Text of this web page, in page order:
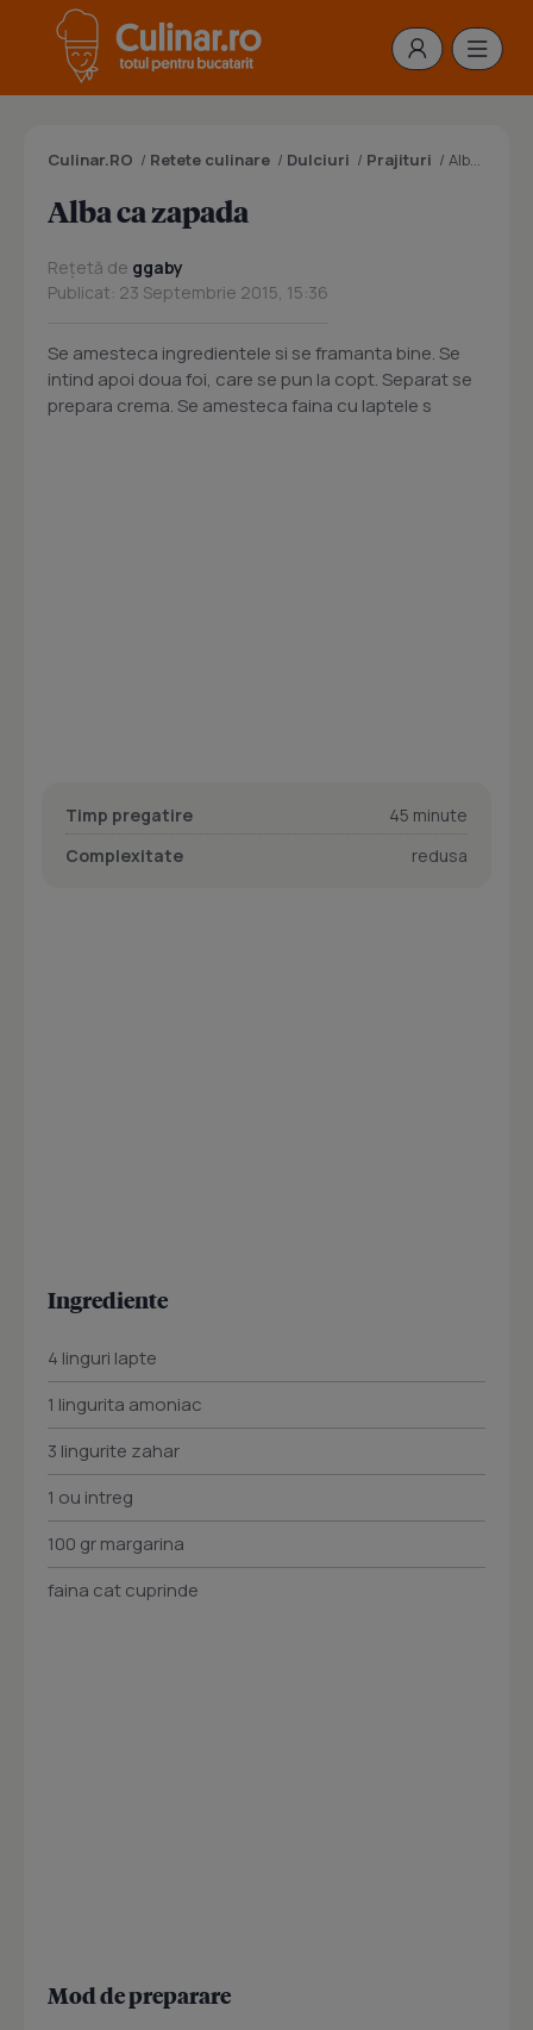
Culinar.RO / Retete culinare / Dulciuri / Prajituri / Alba ca zapada
Alba ca zapada
Rețetă de ggaby
Publicat: 23 Septembrie 2015, 15:36
Se amesteca ingredientele si se framanta bine. Se
intind apoi doua foi, care se pun la copt. Separat se
prepara crema. Se amesteca faina cu laptele s
Timp pregatire
45 minute
Complexitate
redusa
Ingrediente
4 linguri lapte
1 lingurita amoniac
3 lingurite zahar
1 ou intreg
100 gr margarina
faina cat cuprinde
Mod de preparare